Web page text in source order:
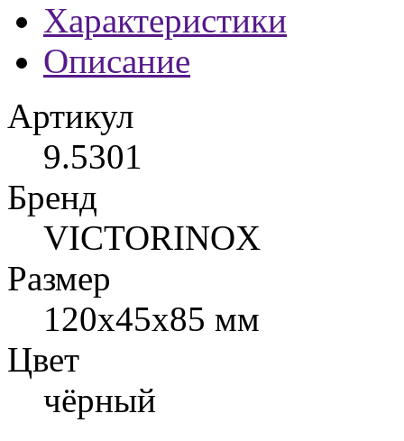
Характеристики
Описание
Артикул
9.5301
Бренд
VICTORINOX
Размер
120x45x85 мм
Цвет
чёрный